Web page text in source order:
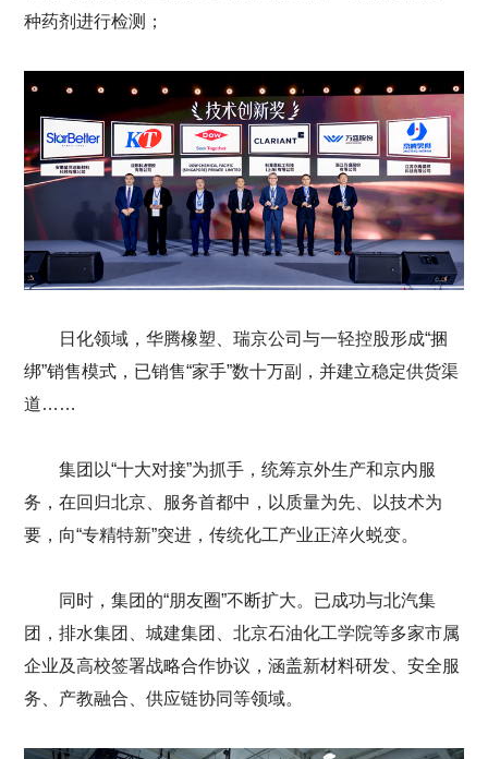
种药剂进行检测；
日化领域，华腾橡塑、瑞京公司与一轻控股形成“捆
绑”销售模式，已销售“家手”数十万副，并建立稳定供货渠
道……
集团以“十大对接”为抓手，统筹京外生产和京内服
务，在回归北京、服务首都中，以质量为先、以技术为
要，向“专精特新”突进，传统化工产业正淬火蜕变。
同时，集团的“朋友圈”不断扩大。已成功与北汽集
团，排水集团、城建集团、北京石油化工学院等多家市属
企业及高校签署战略合作协议，涵盖新材料研发、安全服
务、产教融合、供应链协同等领域。